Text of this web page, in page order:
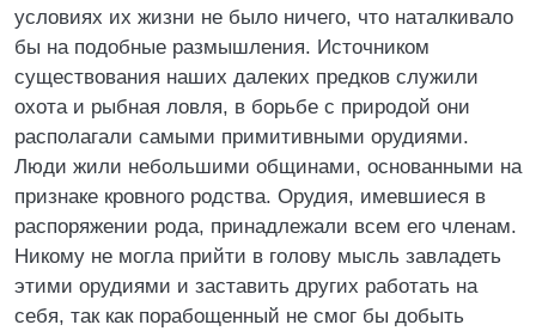
условиях их жизни не было ничего, что наталкивало
бы на подобные размышления. Источником
существования наших далеких предков служили
охота и рыбная ловля, в борьбе с природой они
располагали самыми примитивными орудиями.
Люди жили небольшими общинами, основанными на
признаке кровного родства. Орудия, имевшиеся в
распоряжении рода, принадлежали всем его членам.
Никому не могла прийти в голову мысль завладеть
этими орудиями и заставить других работать на
себя, так как порабощенный не смог бы добыть